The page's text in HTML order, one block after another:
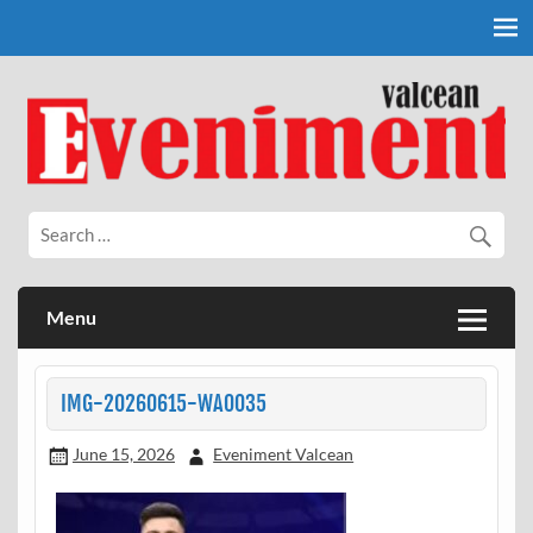
Eveniment Valcean
Menu
IMG-20260615-WA0035
June 15, 2026 Eveniment Valcean